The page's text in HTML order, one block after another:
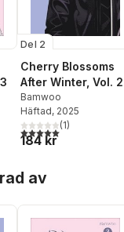
antal röster:
Del 2
Cherry Blossoms
After Winter, Vol. 2
Bamwoo
Häftad, 2025
5,0utav 5 stjärnor.
(1)
184 kr
av